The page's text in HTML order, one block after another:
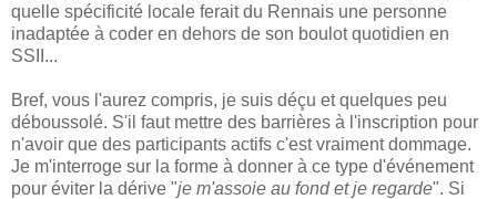
quelle spécificité locale ferait du Rennais une personne
inadaptée à coder en dehors de son boulot quotidien en
SSII...
Bref, vous l'aurez compris, je suis déçu et quelques peu
déboussolé. S'il faut mettre des barrières à l'inscription pour
n'avoir que des participants actifs c'est vraiment dommage.
Je m'interroge sur la forme à donner à ce type d'événement
pour éviter la dérive "je m'assoie au fond et je regarde". Si